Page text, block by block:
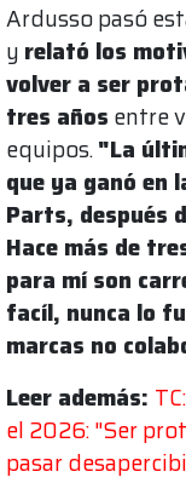
Ardusso pasó
y relató los
volver a ser
tres años entre
equipos."La
que ya ganó en
Parts, después
Hace más de
para mí son
facíl, nunca lo
marcas no
Leer además:
el 2026: "Ser
pasar